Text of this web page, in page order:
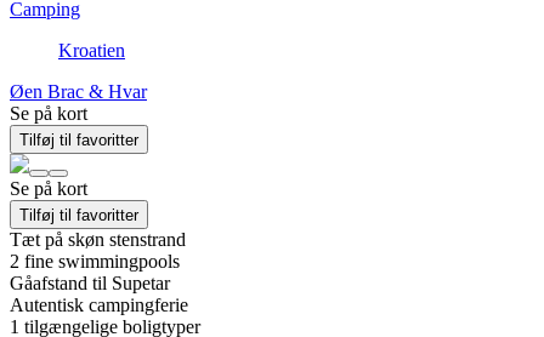
Camping
Kroatien
Øen Brac & Hvar
Se på kort
Tilføj til favoritter
Se på kort
Tilføj til favoritter
Tæt på skøn stenstrand
2 fine swimmingpools
Gåafstand til Supetar
Autentisk campingferie
1 tilgængelige boligtyper